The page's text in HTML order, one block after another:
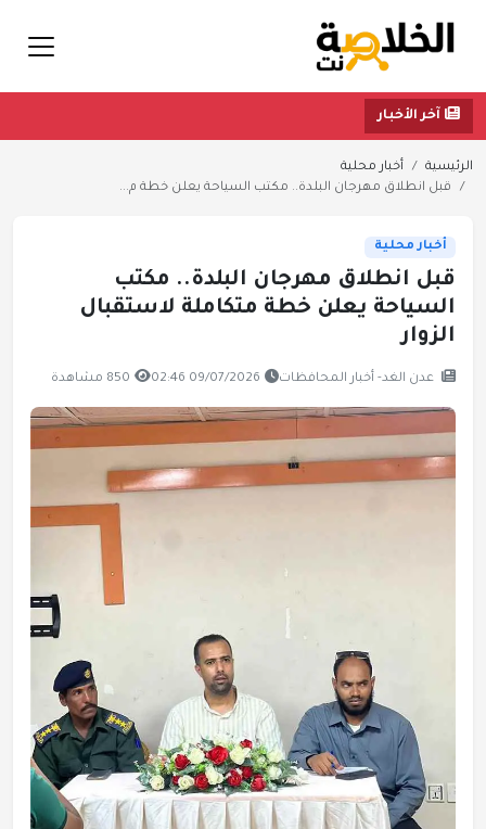
آخر الأخبار
الرئيسية
أخبار محلية
قبل انطلاق مهرجان البلدة.. مكتب السياحة يعلن خطة م...
أخبار محلية
قبل انطلاق مهرجان البلدة.. مكتب
السياحة يعلن خطة متكاملة لاستقبال
الزوار
عدن الغد- أخبار المحافظات 09/07/2026 02:46 850 مشاهدة